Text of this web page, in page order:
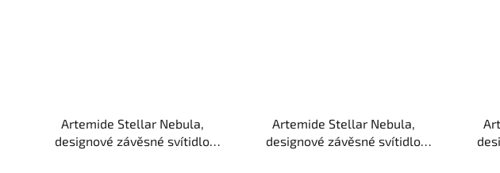
Artemide Stellar Nebula,
designové závěsné svítidlo
Artemide Stellar Nebula,
designové závěsné svítidlo